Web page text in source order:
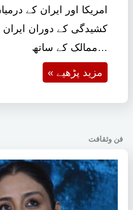
امریکا اور ایران کے
کشیدگی کے دوران ایران
ممالک کے ساتھ…
« مزید پڑھیے
فن وثقافت